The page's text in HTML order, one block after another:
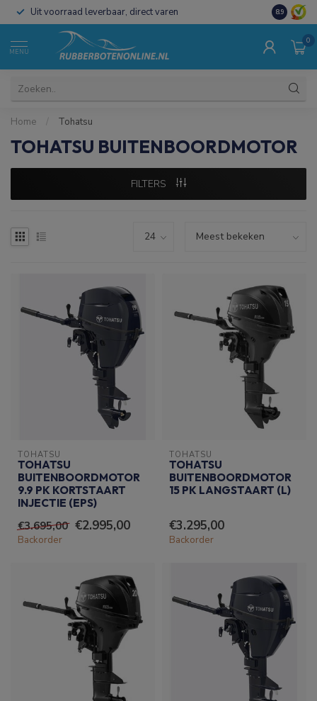
Uit voorraad leverbaar, direct varen Al 15 jaar
8.9
MENU
0
Home / Tohatsu
TOHATSU BUITENBOORDMOTOR
FILTERS
TOHATSU
TOHATSU
BUITENBOORDMOTOR
9.9 PK KORTSTAART
INJECTIE (EPS)
€3.695,00 €2.995,00
Backorder
TOHATSU
TOHATSU
BUITENBOORDMOTOR
15 PK LANGSTAART (L)
€3.295,00
Backorder